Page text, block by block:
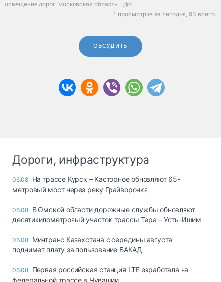
освещение дорог московская область цфо
1 просмотров за сегодня, 93 всего.
ОБСУДИТЬ
Дороги, инфраструктура
06.08 На трассе Курск – Касторное обновляют 65-
метровый мост через реку Грайворонка
06.08 В Омской области дорожные службы обновляют
десятикилометровый участок трассы Тара – Усть-Ишим
06.08 Минтранс Казахстана с середины августа
поднимет плату за пользование БАКАД
06.08 Первая российская станция LTE заработала на
федеральной трассе в Чувашии